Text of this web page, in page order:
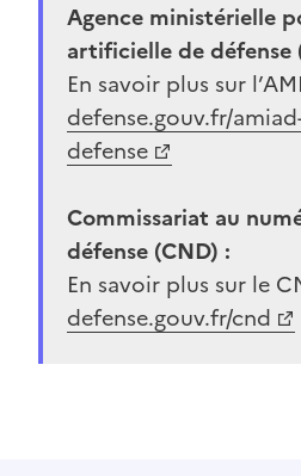
Agence ministérielle
artificielle de défense
En savoir plus sur
(Ouvre une nouvelle
defense.gouv.fr/
defense
Commissariat au
défense (CND) :
En savoir plus sur le
(Ouvre une nouvelle
defense.gouv.fr/cnd